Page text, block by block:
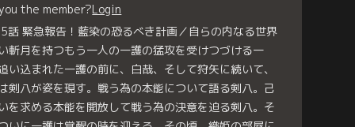
the member?Login
話 緊急報告！藍染の恐るべき計画／自らの内なる世界
斬月を持つもう一人の一護の猛攻を受けつづける一
い込まれた一護の前に、白哉、そして狩矢に続いて、
剣八が姿を現す。戦う為の本能について語る剣八。己
を求める本能を開放して戦う為の決意を迫る剣八。そ